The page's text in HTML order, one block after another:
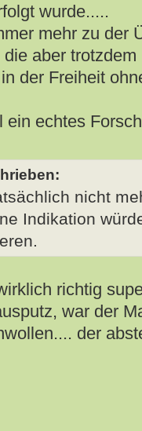
wurde.....
mehr zu der
aber
der Freiheit
echtes
nicht
Indikation
richtig
war der
der